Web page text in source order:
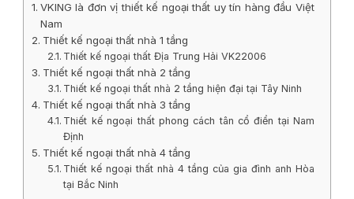
VKING là đơn vị thiết kế ngoại thất uy tín hàng đầu Việt
Nam
Thiết kế ngoại thất nhà 1 tầng
Thiết kế ngoại thất Địa Trung Hải VK22006
Thiết kế ngoại thất nhà 2 tầng
Thiết kế ngoại thất nhà 2 tầng hiện đại tại Tây Ninh
Thiết kế ngoại thất nhà 3 tầng
Thiết kế ngoại thất phong cách tân cổ điển tại Nam
Định
Thiết kế ngoại thất nhà 4 tầng
Thiết kế ngoại thất nhà 4 tầng của gia đình anh Hòa
tại Bắc Ninh